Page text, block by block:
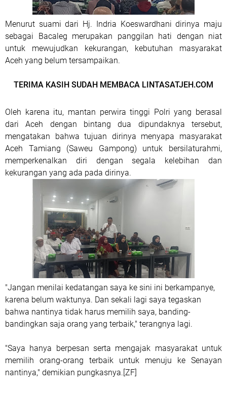
Menurut suami dari Hj. Indria Koeswardhani dirinya maju
sebagai Bacaleg merupakan panggilan hati dengan niat
untuk mewujudkan kekurangan, kebutuhan masyarakat
Aceh yang belum tersampaikan.
TERIMA KASIH SUDAH MEMBACA LINTASATJEH.COM
Oleh karena itu, mantan perwira tinggi Polri yang berasal
dari Aceh dengan bintang dua dipundaknya tersebut,
mengatakan bahwa tujuan dirinya menyapa masyarakat
Aceh Tamiang (Saweu Gampong) untuk bersilaturahmi,
memperkenalkan diri dengan segala kelebihan dan
kekurangan yang ada pada dirinya.
"Jangan menilai kedatangan saya ke sini ini berkampanye,
karena belum waktunya. Dan sekali lagi saya tegaskan
bahwa nantinya tidak harus memilih saya, banding-
bandingkan saja orang yang terbaik," terangnya lagi.
"Saya hanya berpesan serta mengajak masyarakat untuk
memilih orang-orang terbaik untuk menuju ke Senayan
nantinya," demikian pungkasnya.[ZF]